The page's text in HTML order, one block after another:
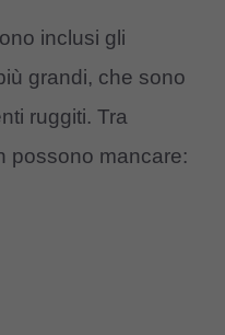
inclusi gli
grandi, che sono
ruggiti. Tra
possono mancare: